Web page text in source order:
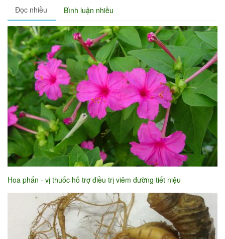
Đọc nhiều Bình luận nhiều
Hoa phấn - vị thuốc hỗ trợ điều trị viêm đường tiết niệu